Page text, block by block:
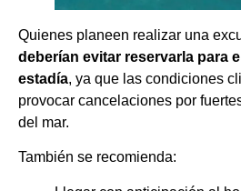
Quienes planeen realizar una
deberían evitar reservarla para
estadía, ya que las condiciones
provocar cancelaciones por
del mar.
También se recomienda: